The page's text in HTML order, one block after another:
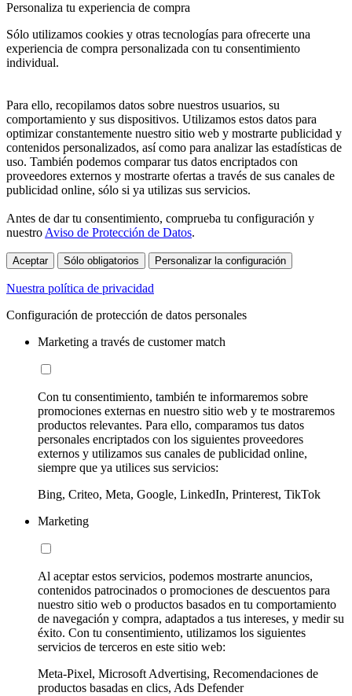
Personaliza tu experiencia de compra
Sólo utilizamos cookies y otras tecnologías para ofrecerte una
experiencia de compra personalizada con tu consentimiento
individual.
Para ello, recopilamos datos sobre nuestros usuarios, su
comportamiento y sus dispositivos. Utilizamos estos datos para
optimizar constantemente nuestro sitio web y mostrarte publicidad y
contenidos personalizados, así como para analizar las estadísticas de
uso. También podemos comparar tus datos encriptados con
proveedores externos y mostrarte ofertas a través de sus canales de
publicidad online, sólo si ya utilizas sus servicios.
Antes de dar tu consentimiento, comprueba tu configuración y
nuestro Aviso de Protección de Datos.
Aceptar Sólo obligatorios Personalizar la configuración
Nuestra política de privacidad
Configuración de protección de datos personales
Marketing a través de customer match
Con tu consentimiento, también te informaremos sobre
promociones externas en nuestro sitio web y te mostraremos
productos relevantes. Para ello, comparamos tus datos
personales encriptados con los siguientes proveedores
externos y utilizamos sus canales de publicidad online,
siempre que ya utilices sus servicios:
Bing, Criteo, Meta, Google, LinkedIn, Printerest, TikTok
Marketing
Al aceptar estos servicios, podemos mostrarte anuncios,
contenidos patrocinados o promociones de descuentos para
nuestro sitio web o productos basados en tu comportamiento
de navegación y compra, adaptados a tus intereses, y medir su
éxito. Con tu consentimiento, utilizamos los siguientes
servicios de terceros en este sitio web:
Meta-Pixel, Microsoft Advertising, Recomendaciones de
productos basadas en clics, Ads Defender